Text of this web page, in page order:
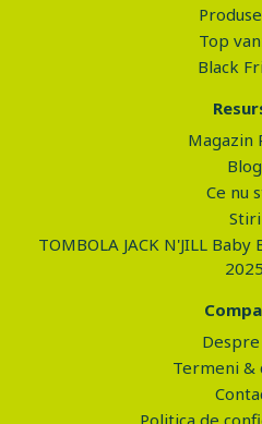
Top
Black
Magazin
Blog
Ce nu
Stiri
TOMBOLA JACK N'JILL
2025
Termeni &
Politica de